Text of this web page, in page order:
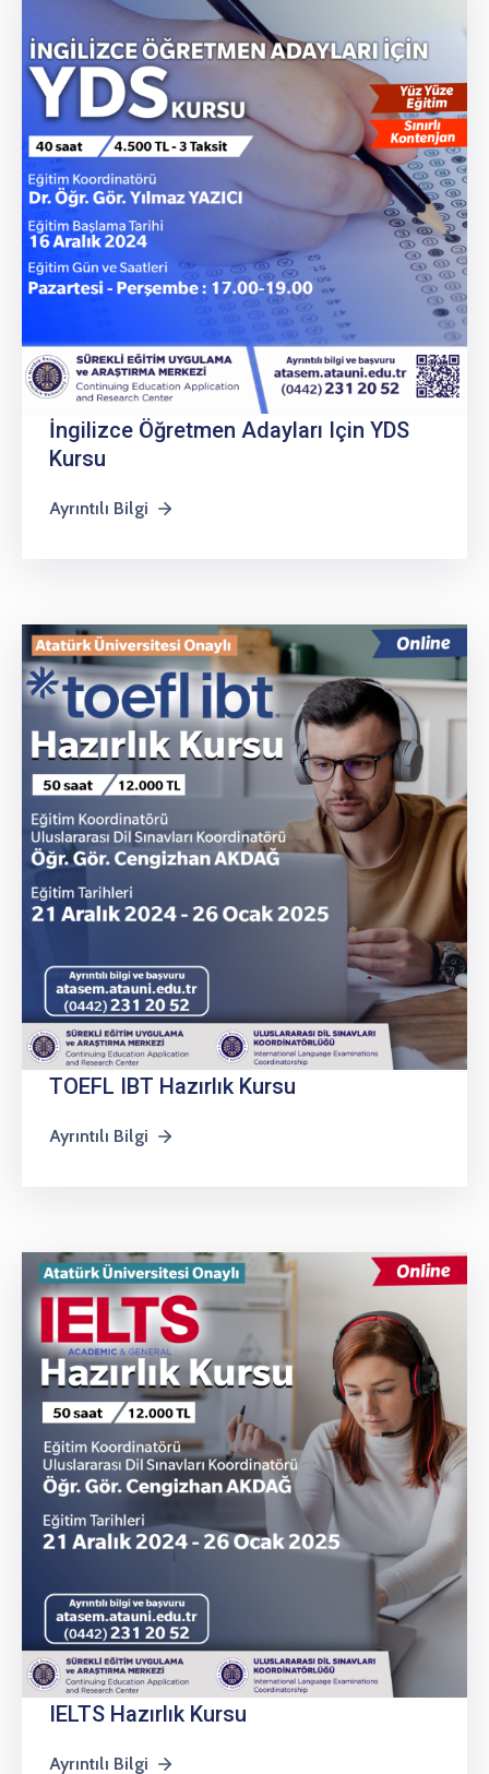
İngilizce Öğretmen Adayları Için YDS
Kursu
Ayrıntılı Bilgi
TOEFL IBT Hazırlık Kursu
Ayrıntılı Bilgi
IELTS Hazırlık Kursu
Ayrıntılı Bilgi